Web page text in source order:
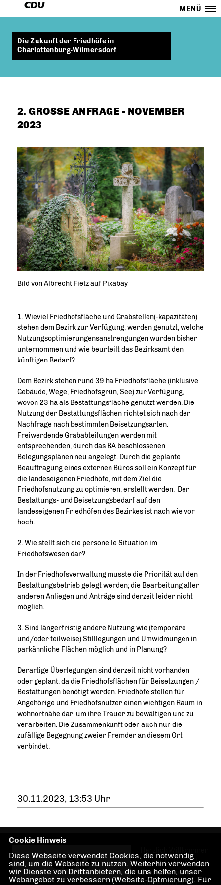
MENÜ
Die Zukunft der Friedhöfe in
Charlottenburg-Wilmersdorf
2. GROSSE ANFRAGE - NOVEMBER 2
023
Bild von Albrecht Fietz auf Pixabay
1. Wieviel Friedhofsfläche und Grabstellen(-kapazitäten)
stehen dem Bezirk zur Verfügung, werden genutzt, welche
Nutzungsoptimierungensanstrengungen wurden bisher
unternommen und wie beurteilt das Bezirksamt den
künftigen Bedarf?
Dem Bezirk stehen rund 39 ha Friedhofsfläche (inklusive
Gebäude, Wege, Friedhofsgrün, See) zur Verfügung,
wovon 23 ha als Bestattungsfläche genutzt werden. Die
Nutzung der Bestattungsflächen richtet sich nach der
Nachfrage nach bestimmten Beisetzungsarten.
Freiwerdende Grababteilungen werden mit
entsprechenden, durch das BA beschlossenen
Belegungsplänen neu angelegt. Durch die geplante
Beauftragung eines externen Büros soll ein Konzept für
die landeseigenen Friedhöfe, mit dem Ziel die
Friedhofsnutzung zu optimieren, erstellt werden. Der
Bestattungs- und Beisetzungsbedarf auf den
landeseigenen Friedhöfen des Bezirkes ist nach wie vor
hoch.
2. Wie stellt sich die personelle Situation im
Friedhofswesen dar?
In der Friedhofsverwaltung musste die Priorität auf den
Bestattungsbetrieb gelegt werden; die Bearbeitung aller
anderen Anliegen und Anträge sind derzeit leider nicht
möglich.
3. Sind längerfristig andere Nutzung wie (temporäre
und/oder teilweise) Stilllegungen und Umwidmungen in
parkähnliche Flächen möglich und in Planung?
Derartige Überlegungen sind derzeit nicht vorhanden
oder geplant, da die Friedhofsflächen für Beisetzungen /
Bestattungen benötigt werden. Friedhöfe stellen für
Angehörige und Friedhofsnutzer einen wichtigen Raum in
wohnortnähe dar, um ihre Trauer zu bewältigen und zu
verarbeiten. Die Zusammenkunft oder auch nur die
zufällige Begegnung zweier Fremder an diesem Ort
verbindet.
30.11.2023, 13:53 Uhr
bei der CDU-Fraktion
Charlottenburg-
Wilmersdorf!
Cookie Hinweis
Diese Webseite verwendet Cookies, die notwendig
sind, um die Webseite zu nutzen. Weiterhin verwenden
wir Dienste von Drittanbietern, die uns helfen, unser
Webangebot zu verbessern (Website-Optmierung). Für